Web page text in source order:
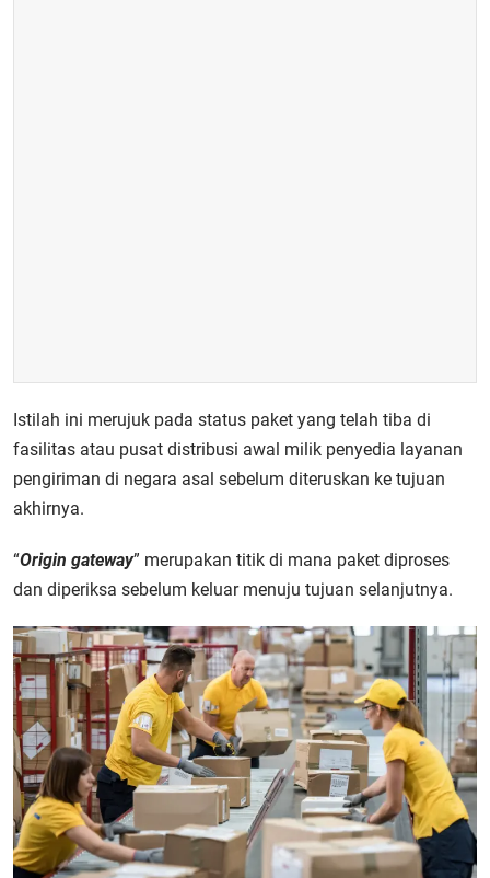
Istilah ini merujuk pada status paket yang telah tiba di
fasilitas atau pusat distribusi awal milik penyedia layanan
pengiriman di negara asal sebelum diteruskan ke tujuan
akhirnya.
“Origin gateway” merupakan titik di mana paket diproses
dan diperiksa sebelum keluar menuju tujuan selanjutnya.